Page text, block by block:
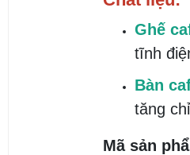
Ghế
tĩnh
Bàn
tăng
Mã sản